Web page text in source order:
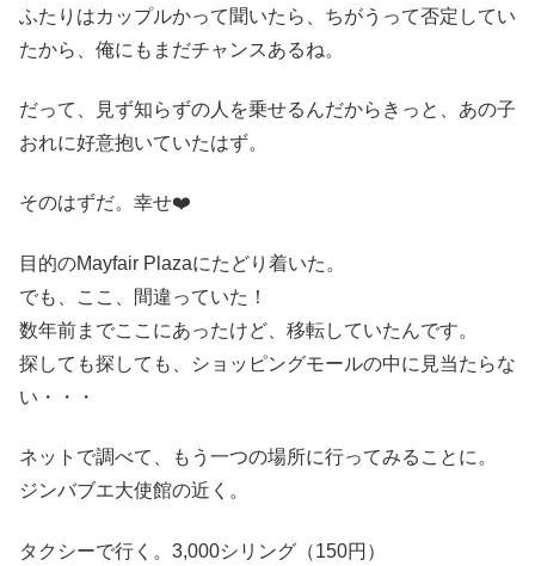
ふたりはカップルかって聞いたら、ちがうって否定してい
たから、俺にもまだチャンスあるね。
だって、見ず知らずの人を乗せるんだからきっと、あの子
おれに好意抱いていたはず。
そのはずだ。幸せ❤️
目的のMayfair Plazaにたどり着いた。
でも、ここ、間違っていた！
数年前までここにあったけど、移転していたんです。
探しても探しても、ショッピングモールの中に見当たらな
い・・・
ネットで調べて、もう一つの場所に行ってみることに。
ジンバブエ大使館の近く。
タクシーで行く。3,000シリング（150円）